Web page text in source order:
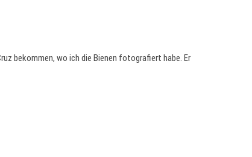
bekommen, wo ich die Bienen fotografiert habe. Er